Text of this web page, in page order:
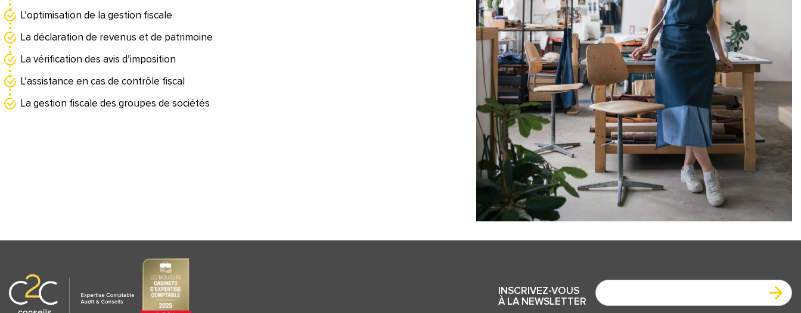
L’optimisation de la gestion fiscale
La déclaration de revenus et de patrimoine
La vérification des avis d’imposition
L’assistance en cas de contrôle fiscal
La gestion fiscale des groupes de sociétés
INSCRIVEZ-VOUS
À LA NEWSLETTER